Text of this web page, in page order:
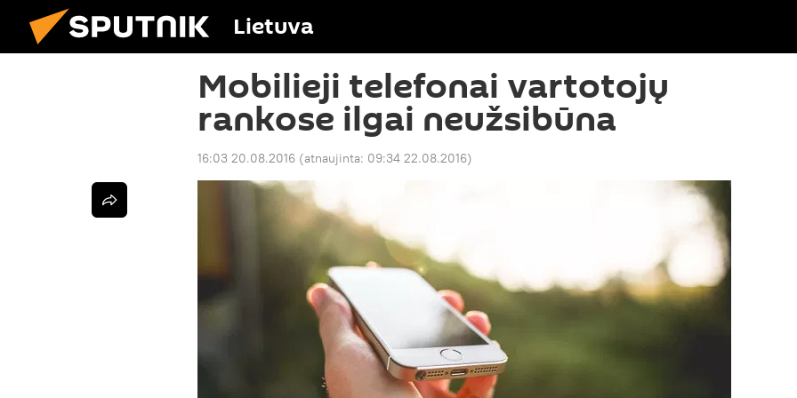
Lietuva
Mobilieji telefonai vartotojų
rankose ilgai neužsibūna
16:03 20.08.2016 (atnaujinta: 09:34 22.08.2016)